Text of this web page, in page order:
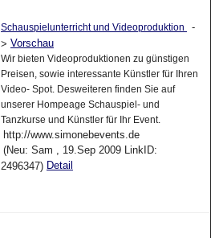
Schauspielunterricht und Videoproduktion -
> Vorschau
Wir bieten Videoproduktionen zu günstigen
Preisen, sowie interessante Künstler für Ihren
Video- Spot. Desweiteren finden Sie auf
unserer Hompeage Schauspiel- und
Tanzkurse und Künstler für Ihr Event.
http://www.simonebevents.de
(Neu: Sam , 19.Sep 2009 LinkID:
2496347) Detail